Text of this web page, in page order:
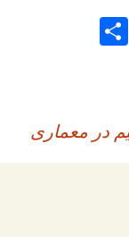
C
در معماری